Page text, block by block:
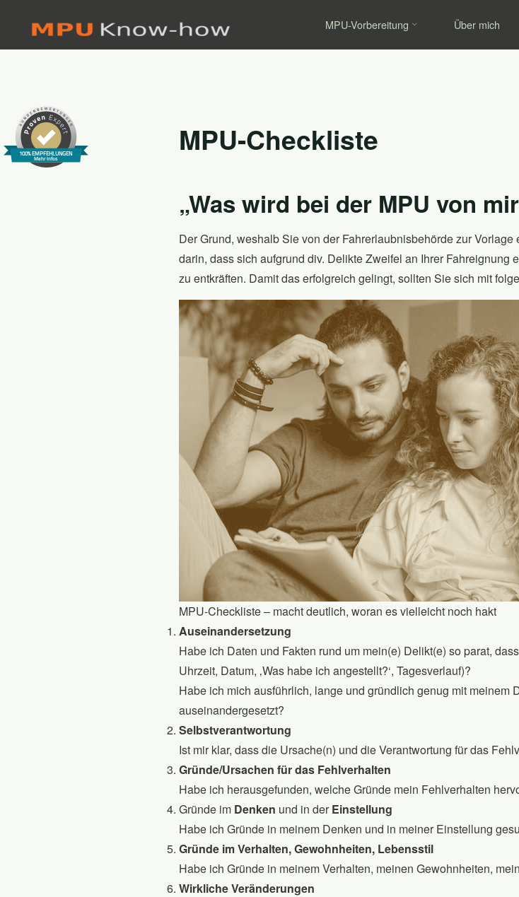
content
MPU-Vorbereitung Über mich
MPU-
MPU-Checkliste
„Was wird bei der MPU von
Der Grund, weshalb Sie von der Fahrerlaubnisbehörde zur
darin, dass sich aufgrund div. Delikte Zweifel an Ihrer Fahreignung
zu entkräften. Damit das erfolgreich gelingt, sollten Sie sich mit
MPU-Checkliste – macht deutlich, woran es vielleicht noch hakt
Auseinandersetzung
Habe ich Daten und Fakten rund um mein(e) Delikt(e) so parat,
Uhrzeit, Datum, ‚Was habe ich angestellt?‘, Tagesverlauf)?
Habe ich mich ausführlich, lange und gründlich genug mit meinem
auseinandergesetzt?
Selbstverantwortung
Ist mir klar, dass die Ursache(n) und die Verantwortung für das
Gründe/Ursachen für das Fehlverhalten
Habe ich herausgefunden, welche Gründe mein Fehlverhalten
Gründe im Denken und in derEinstellung
Habe ich Gründe in meinem Denken und in meiner Einstellung
Gründe im Verhalten, Gewohnheiten, Lebensstil
Habe ich Gründe in meinem Verhalten, meinen Gewohnheiten,
Wirkliche Veränderungen
100% EMPFEHLUNGEN
Mehr Infos